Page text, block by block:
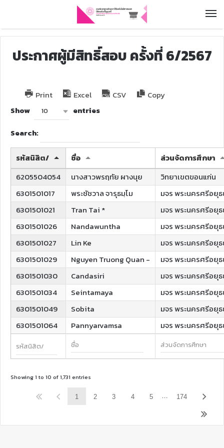
ประกาศผู้มีสิทธิ์สอบ ครั้งที่ 6/2567
Print Excel CSV
Copy
Show
10
entries
Search:
รหัสนิสิต/ ชื่อ
ส่วนจัดการศึกษา
6205504054
นางสาวพรฤทัย ผางนุย
วิทยาเขตขอนแก่น
6301501017
พระชัชวาล จารุธมฺโม
มจร พระนครศรีอยุ
6301501021
Tran Tai *
มจร พระนครศรีอยุ
6301501026
Nandawuntha
มจร พระนครศรีอยุ
6301501027
Lin Ke
มจร พระนครศรีอยุ
6301501029
Nguyen Truong Quan -
มจร พระนครศรีอยุ
6301501030
Candasiri
มจร พระนครศรีอยุ
6301501034
Seintamaya
มจร พระนครศรีอยุ
6301501049
Sobita
มจร พระนครศรีอยุ
6301501064
Pannyarvamsa มจร พระนครศรีอยุ
Showing 1 to 10 of 1,731 entries
1 2 3 4 5 … 174